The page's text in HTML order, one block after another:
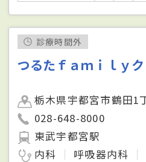
診療時間外
つるたｆａｍｉｌｙ
栃木県宇都宮市鶴田1
028-648-8000
東武宇都宮駅
内科
呼吸器内科